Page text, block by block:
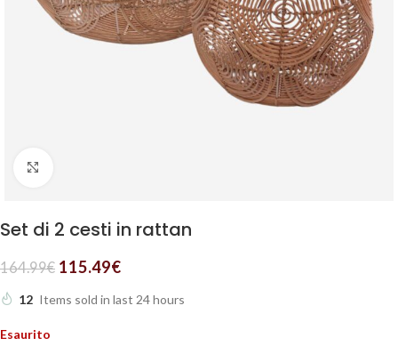
Set di 2 cesti in rattan
164.99€ 115.49€
12 Items sold in last 24 hours
Esaurito